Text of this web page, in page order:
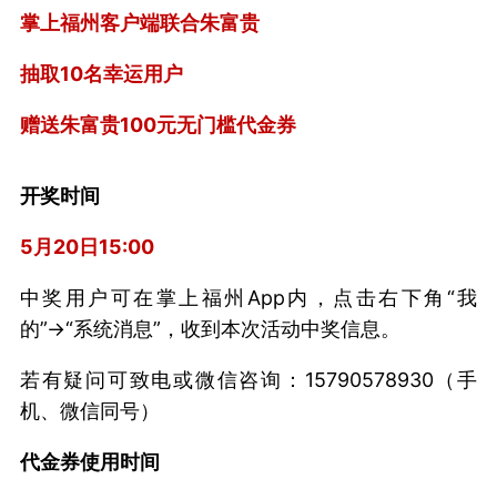
掌上福州客户端联合朱富贵
抽取10名幸运用户
赠送朱富贵100元无门槛代金券
开奖时间
5月20日15:00
中奖用户可在掌上福州App内，点击右下角“我
的”→“系统消息”，收到本次活动中奖信息。
若有疑问可致电或微信咨询：15790578930（手
机、微信同号）
代金券使用时间